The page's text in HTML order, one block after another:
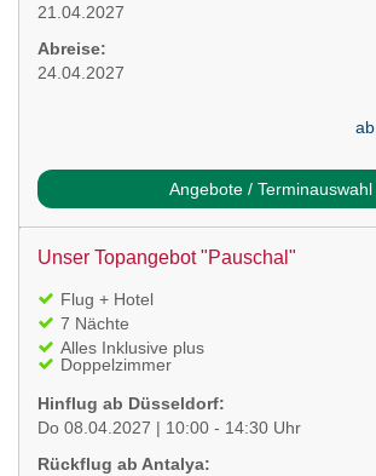
21.04.2027
Abreise:
24.04.2027
ab
Angebote / Terminauswahl
Unser Topangebot "Pauschal"
Flug + Hotel
7 Nächte
Alles Inklusive plus
Doppelzimmer
Hinflug ab Düsseldorf:
Do 08.04.2027 | 10:00 - 14:30 Uhr
Rückflug ab Antalya: